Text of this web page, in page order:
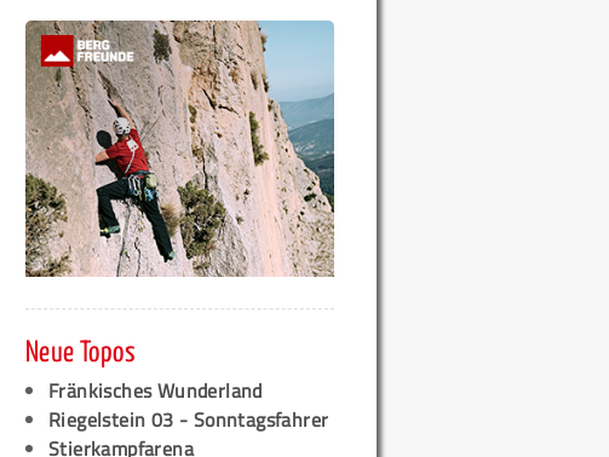
Neue Topos
Fränkisches Wunderland
Riegelstein 03 - Sonntagsfahrer
Stierkampfarena